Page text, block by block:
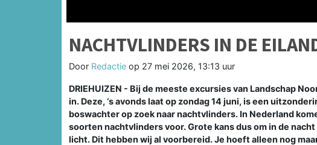
NACHTVLINDERS IN DE
Door Redactie op 27 mei 2026, 13:13 uur
DRIEHUIZEN - Bij de meeste excursies van Landschap
in. Deze, ‘s avonds laat op zondag 14 juni, is een
boswachter op zoek naar nachtvlinders. In Nederland
soorten nachtvlinders voor. Grote kans dus om in de
licht. Dit hebben wij al voorbereid. Je hoeft alleen nog